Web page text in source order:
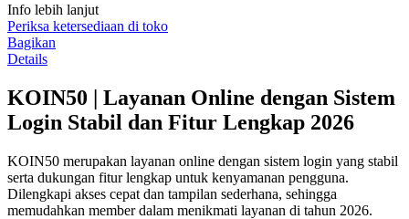
rating
rata-
rata.
Read
13
Tautan
halaman
yang
Info lebih lanjut
Periksa ketersediaan di toko
Bagikan
Details
KOIN50 | Layanan Online dengan Sistem
Login Stabil dan Fitur Lengkap 2026
KOIN50 merupakan layanan online dengan sistem login yang stabil
serta dukungan fitur lengkap untuk kenyamanan pengguna.
Dilengkapi akses cepat dan tampilan sederhana, sehingga
memudahkan member dalam menikmati layanan di tahun 2026.